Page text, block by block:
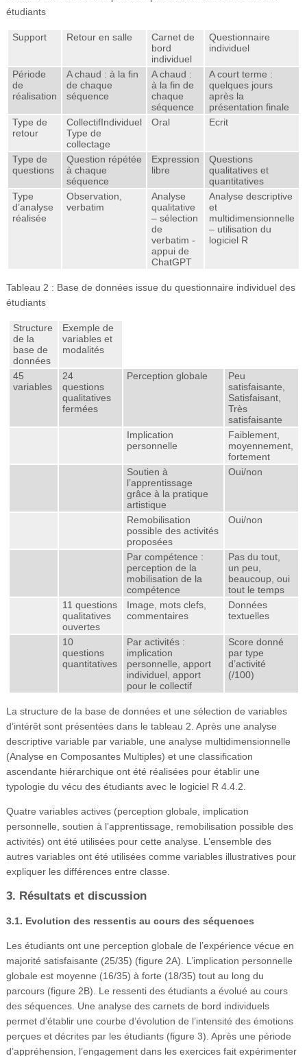
étudiants
Support Retour en salle
Carnet de
bord
individuel
Questionnaire
individuel
Période
de
réalisation
A chaud : à la fin
de chaque
séquence
A chaud :
à la fin de
chaque
séquence
A court terme :
quelques jours
après la
présentation finale
Type de
retour
CollectifIndividuel
Type de
collectage
Oral Ecrit
Type de
questions
Question répétée
à chaque
séquence
Expression
libre
Questions
qualitatives et
quantitatives
Type
d’analyse
réalisée
Observation,
verbatim
Analyse
qualitative
– sélection
de
verbatim -
appui de
ChatGPT
Analyse descriptive
et
multidimensionnelle
– utilisation du
logiciel R
Tableau 2 : Base de données issue du questionnaire individuel des
étudiants
Structure
de la
base de
données
Exemple de
variables et
modalités
45
variables
24
questions
qualitatives
fermées
Perception globale
Peu
satisfaisante,
Satisfaisant,
Très
satisfaisante
Implication
personnelle
Faiblement,
moyennement,
fortement
Soutien à
l’apprentissage
grâce à la pratique
artistique
Oui/non
Remobilisation
possible des activités
proposées
Oui/non
Par compétence :
perception de la
mobilisation de la
compétence
Pas du tout,
un peu,
beaucoup, oui
tout le temps
11 questions
qualitatives
ouvertes
Image, mots clefs,
commentaires
Données
textuelles
10
questions
quantitatives
Par activités :
implication
personnelle, apport
individuel, apport
pour le collectif
Score donné
par type
d’activité
(/100)
La structure de la base de données et une sélection de variables
d’intérêt sont présentées dans le tableau 2. Après une analyse
descriptive variable par variable, une analyse multidimensionnelle
(Analyse en Composantes Multiples) et une classification
ascendante hiérarchique ont été réalisées pour établir une
typologie du vécu des étudiants avec le logiciel R 4.4.2.
Quatre variables actives (perception globale, implication
personnelle, soutien à l’apprentissage, remobilisation possible des
activités) ont été utilisées pour cette analyse. L’ensemble des
autres variables ont été utilisées comme variables illustratives pour
expliquer les différences entre classe.
3. Résultats et discussion
3.1. Evolution des ressentis au cours des séquences
Les étudiants ont une perception globale de l’expérience vécue en
majorité satisfaisante (25/35) (figure 2A). L’implication personnelle
globale est moyenne (16/35) à forte (18/35) tout au long du
parcours (figure 2B). Le ressenti des étudiants a évolué au cours
des séquences. Une analyse des carnets de bord individuels
permet d’établir une courbe d’évolution de l’intensité des émotions
perçues et décrites par les étudiants (figure 3). Après une période
d’appréhension, l’engagement dans les exercices fait expérimenter